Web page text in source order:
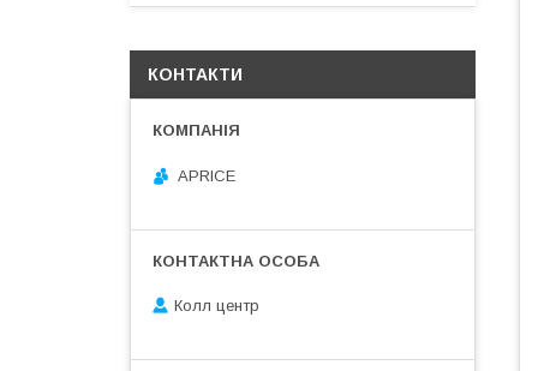
КОНТАКТИ
APRICE
Колл центр